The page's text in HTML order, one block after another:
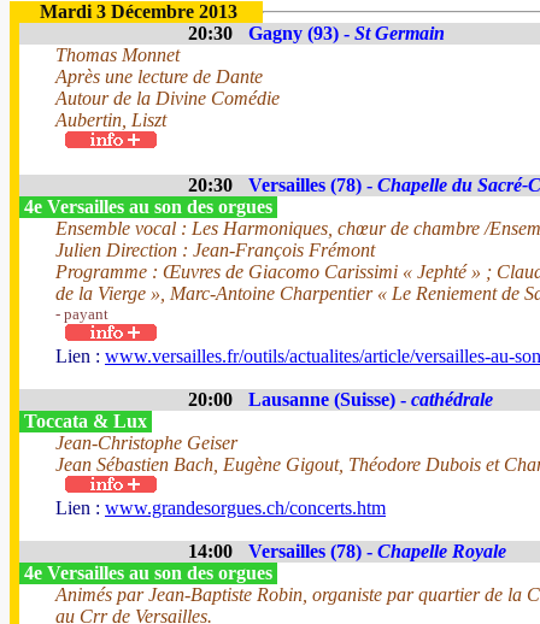
Mardi 3 Décembre 2013
20:30
Gagny (93) - St Germain
Thomas Monnet
Après une lecture de Dante
Autour de la Divine Comédie
Aubertin, Liszt
20:30 Versailles (78) - Chapelle du Sacré-
4e Versailles au son des orgues
Ensemble vocal : Les Harmoniques, chœur de chambre /
Julien Direction : Jean-François Frémont
Programme : Œuvres de Giacomo Carissimi « Jephté » ;
de la Vierge », Marc-Antoine Charpentier « Le Reniement de
- payant
Lien : www.versailles.fr/outils/actualites/article/versailles-au-
20:00 Lausanne (Suisse) - cathédrale
Toccata & Lux
Jean-Christophe Geiser
Jean Sébastien Bach, Eugène Gigout, Théodore Dubois et
Lien : www.grandesorgues.ch/concerts.htm
14:00 Versailles (78) - Chapelle Royale
4e Versailles au son des orgues
Animés par Jean-Baptiste Robin, organiste par quartier de la
au Crr de Versailles.